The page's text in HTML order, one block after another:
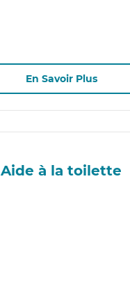
En Savoir Plus
Aide à la toilette